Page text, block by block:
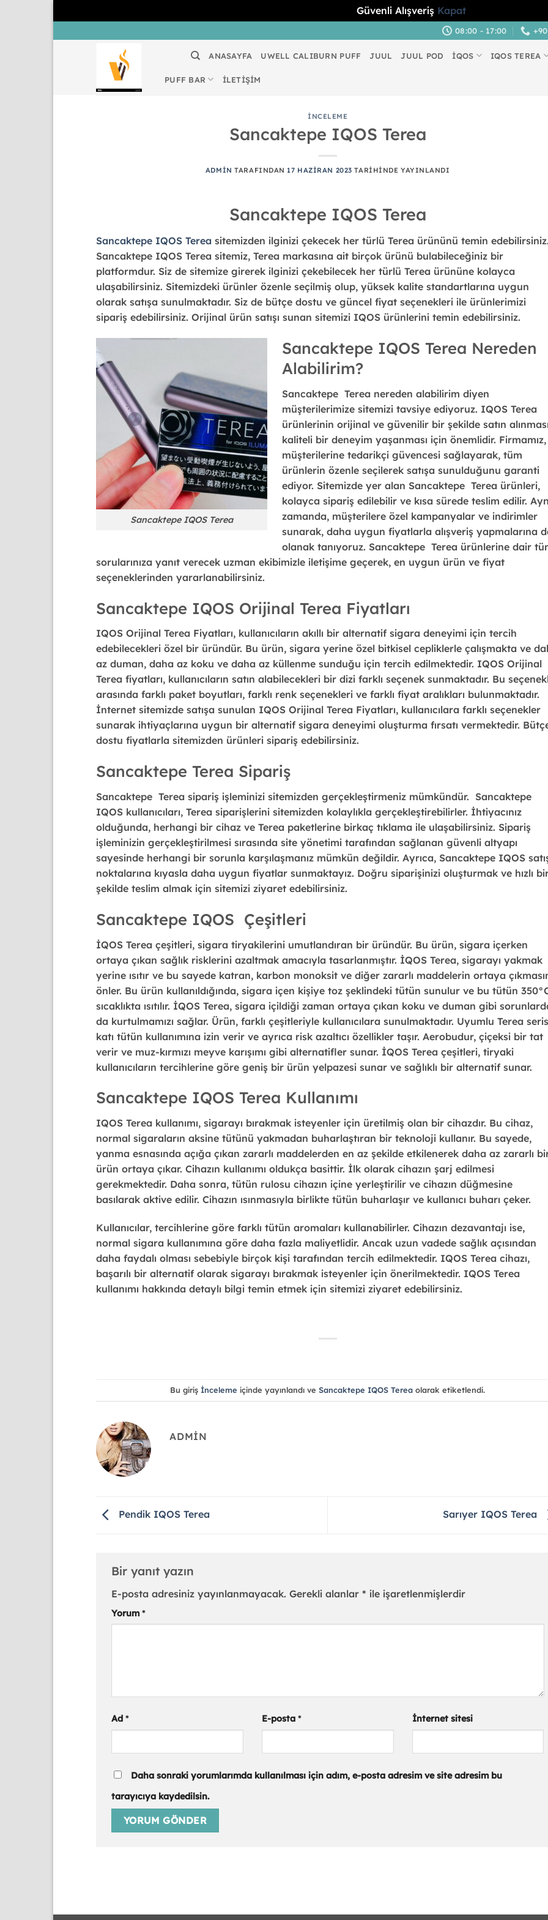
Güvenli Alışveriş Kapat
atla
08:00 - 17:00
ANASAYFA UWELL CALIBURN PUFF JUUL JUUL POD İQOS IQOS TEREA
PUFF BAR İLETİŞİM
İNCELEME
Sancaktepe IQOS Terea
ADMIN TARAFINDAN 17 HAZIRAN 2023 TARIHINDE YAYINLANDI
Sancaktepe IQOS Terea
Sancaktepe IQOS Terea sitemizden ilginizi çekecek her türlü Terea ürününü temin
Sancaktepe IQOS Terea sitemiz, Terea markasına ait birçok ürünü bulabileceğiniz bir
platformdur. Siz de sitemize girerek ilginizi çekebilecek her türlü Terea ürününe kolayca
ulaşabilirsiniz. Sitemizdeki ürünler özenle seçilmiş olup, yüksek kalite standartlarına uygun
olarak satışa sunulmaktadır. Siz de bütçe dostu ve güncel fiyat seçenekleri ile ürünlerimizi
sipariş edebilirsiniz. Orijinal ürün satışı sunan sitemizi IQOS ürünlerini temin edebilirsiniz.
Sancaktepe IQOS Terea
Sancaktepe IQOS Terea Nereden
Alabilirim?
Sancaktepe Terea nereden alabilirim diyen
müşterilerimize sitemizi tavsiye ediyoruz. IQOS Terea
ürünlerinin orijinal ve güvenilir bir şekilde satın
kaliteli bir deneyim yaşanması için önemlidir. Firmamız,
müşterilerine tedarikçi güvencesi sağlayarak, tüm
ürünlerin özenle seçilerek satışa sunulduğunu garanti
ediyor. Sitemizde yer alan Sancaktepe Terea ürünleri,
kolayca sipariş edilebilir ve kısa sürede teslim edilir.
zamanda, müşterilere özel kampanyalar ve indirimler
sunarak, daha uygun fiyatlarla alışveriş yapmalarına
olanak tanıyoruz. Sancaktepe Terea ürünlerine dair
sorularınıza yanıt verecek uzman ekibimizle iletişime geçerek, en uygun ürün ve fiyat
seçeneklerinden yararlanabilirsiniz.
Sancaktepe IQOS Orijinal Terea Fiyatları
IQOS Orijinal Terea Fiyatları, kullanıcıların akıllı bir alternatif sigara deneyimi için tercih
edebilecekleri özel bir üründür. Bu ürün, sigara yerine özel bitkisel cepliklerle çalışmakta ve
az duman, daha az koku ve daha az küllenme sunduğu için tercih edilmektedir. IQOS Orijinal
Terea fiyatları, kullanıcıların satın alabilecekleri bir dizi farklı seçenek sunmaktadır. Bu
arasında farklı paket boyutları, farklı renk seçenekleri ve farklı fiyat aralıkları bulunmaktadır.
İnternet sitemizde satışa sunulan IQOS Orijinal Terea Fiyatları, kullanıcılara farklı seçenekler
sunarak ihtiyaçlarına uygun bir alternatif sigara deneyimi oluşturma fırsatı vermektedir.
dostu fiyatlarla sitemizden ürünleri sipariş edebilirsiniz.
Sancaktepe Terea Sipariş
Sancaktepe Terea sipariş işleminizi sitemizden gerçekleştirmeniz mümkündür. Sancaktepe
IQOS kullanıcıları, Terea siparişlerini sitemizden kolaylıkla gerçekleştirebilirler. İhtiyacınız
olduğunda, herhangi bir cihaz ve Terea paketlerine birkaç tıklama ile ulaşabilirsiniz. Sipariş
işleminizin gerçekleştirilmesi sırasında site yönetimi tarafından sağlanan güvenli altyapı
sayesinde herhangi bir sorunla karşılaşmanız mümkün değildir. Ayrıca, Sancaktepe IQOS
noktalarına kıyasla daha uygun fiyatlar sunmaktayız. Doğru siparişinizi oluşturmak ve hızlı
şekilde teslim almak için sitemizi ziyaret edebilirsiniz.
Sancaktepe IQOS Çeşitleri
İQOS Terea çeşitleri, sigara tiryakilerini umutlandıran bir üründür. Bu ürün, sigara içerken
ortaya çıkan sağlık risklerini azaltmak amacıyla tasarlanmıştır. İQOS Terea, sigarayı yakmak
yerine ısıtır ve bu sayede katran, karbon monoksit ve diğer zararlı maddelerin ortaya
önler. Bu ürün kullanıldığında, sigara içen kişiye toz şeklindeki tütün sunulur ve bu tütün
sıcaklıkta ısıtılır. İQOS Terea, sigara içildiği zaman ortaya çıkan koku ve duman gibi
da kurtulmamızı sağlar. Ürün, farklı çeşitleriyle kullanıcılara sunulmaktadır. Uyumlu Terea
katı tütün kullanımına izin verir ve ayrıca risk azaltıcı özellikler taşır. Aerobudur, çiçeksi bir tat
verir ve muz-kırmızı meyve karışımı gibi alternatifler sunar. İQOS Terea çeşitleri, tiryaki
kullanıcıların tercihlerine göre geniş bir ürün yelpazesi sunar ve sağlıklı bir alternatif sunar.
Sancaktepe IQOS Terea Kullanımı
IQOS Terea kullanımı, sigarayı bırakmak isteyenler için üretilmiş olan bir cihazdır. Bu cihaz,
normal sigaraların aksine tütünü yakmadan buharlaştıran bir teknoloji kullanır. Bu sayede,
yanma esnasında açığa çıkan zararlı maddelerden en az şekilde etkilenerek daha az zararlı
ürün ortaya çıkar. Cihazın kullanımı oldukça basittir. İlk olarak cihazın şarj edilmesi
gerekmektedir. Daha sonra, tütün rulosu cihazın içine yerleştirilir ve cihazın düğmesine
basılarak aktive edilir. Cihazın ısınmasıyla birlikte tütün buharlaşır ve kullanıcı buharı çeker.
Kullanıcılar, tercihlerine göre farklı tütün aromaları kullanabilirler. Cihazın dezavantajı ise,
normal sigara kullanımına göre daha fazla maliyetlidir. Ancak uzun vadede sağlık açısından
daha faydalı olması sebebiyle birçok kişi tarafından tercih edilmektedir. IQOS Terea cihazı,
başarılı bir alternatif olarak sigarayı bırakmak isteyenler için önerilmektedir. IQOS Terea
kullanımı hakkında detaylı bilgi temin etmek için sitemizi ziyaret edebilirsiniz.
Bu giriş İnceleme içinde yayınlandı veSancaktepe IQOS Terea olarak etiketlendi.
ADMIN
Pendik IQOS Terea Sarıyer IQOS Terea
Bir yanıt yazın
E-posta adresiniz yayınlanmayacak. Gerekli alanlar * ile işaretlenmişlerdir
Yorum*
Ad * E-posta * İnternet sitesi
Daha sonraki yorumlarımda kullanılması için adım, e-posta adresim ve site adresim bu
tarayıcıya kaydedilsin.